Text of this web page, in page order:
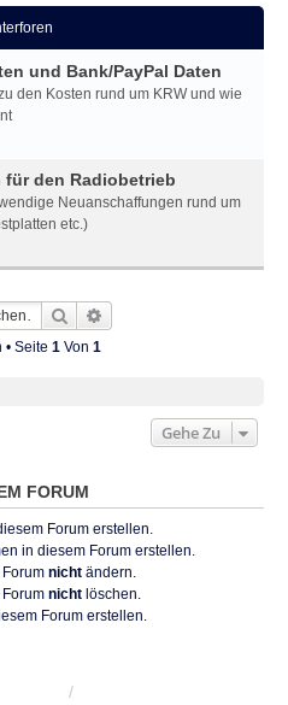
und Bank/PayPal Daten
den Kosten rund um KRW und wie
den Radiobetrieb
Neuanschaffungen rund um
etc.)
Suche
• Seite 1Von 1
Gehe Zu
FORUM
Forum erstellen.
in diesem Forum erstellen.
nicht ändern.
nicht löschen.
Forum erstellen.